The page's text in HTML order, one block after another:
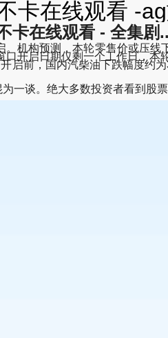
卡在线观看 -
卡在线观看 - 全集剧
构预测，本轮零售价或压线
开启日期仅剩一个工作日，
启前，国内汽柴油下跌幅度约
谈。绝大多数投资者看到股票